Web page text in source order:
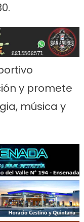
y promete
música y